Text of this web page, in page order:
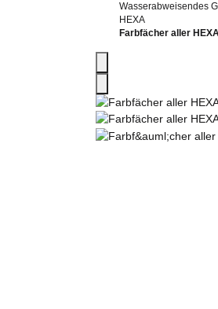
Wasserabweisendes
HEXA
Farbfächer aller